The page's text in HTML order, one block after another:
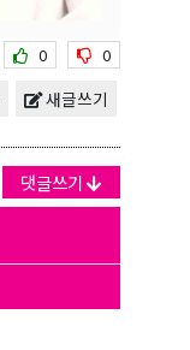
0 0
새글쓰기
댓글쓰기